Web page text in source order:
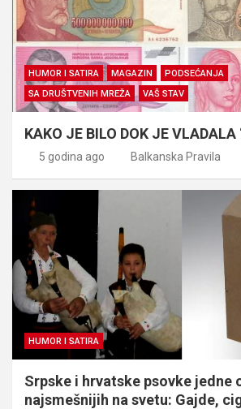
HUMOR I SATIRA MAGAZIN
PODSEĆANJA
SA DRUŠTVENIH MREŽA
VAŠ STAV
KAKO JE BILO DOK JE VLADALA
5 godina ago Balkanska Pravila
HUMOR I SATIRA
Srpske i hrvatske psovke jedne
najsmešnijih na svetu: Gajde,